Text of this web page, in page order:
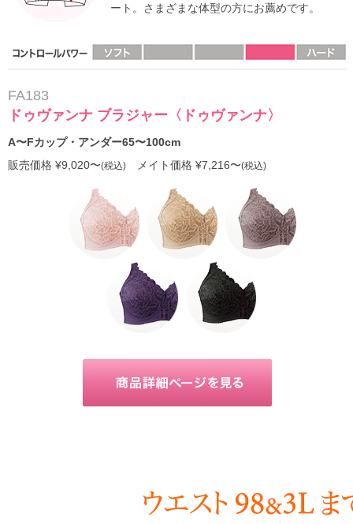
ート。さまざまな体型の方にお薦めです。
FA183
ドゥヴァンナ ブラジャー〈ドゥヴァンナ〉
A〜Fカップ・アンダー65〜100cm
販売価格 ¥9,020〜(税込) メイト価格 ¥7,216〜(税込)